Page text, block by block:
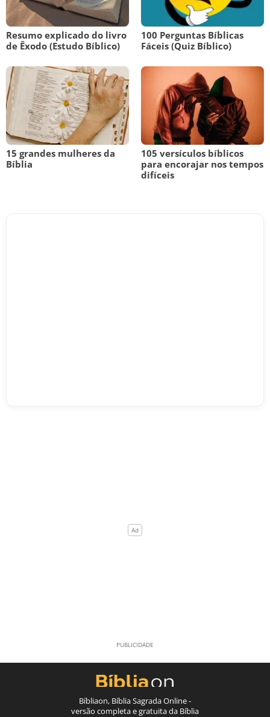
Resumo explicado do livro
de Êxodo (Estudo Bíblico)
100 Perguntas Bíblicas
Fáceis (Quiz Bíblico)
15 grandes mulheres da
Bíblia
105 versículos bíblicos
para encorajar nos tempos
difíceis
Bíbliaon, Bíblia Sagrada Online -
versão completa e gratuita da Bíblia